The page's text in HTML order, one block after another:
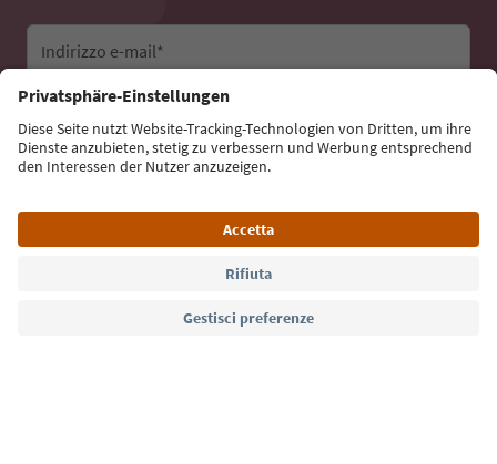
Indirizzo e-mail*
Iscriviti alla newsletter